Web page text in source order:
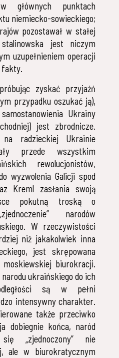
głównych punktach
niemiecko-sowieckiego;
pozostawał w stałej
jest niczym
uzupełnieniem operacji
fakty.
zyskać przyjaźń
przypadku oszukać ją),
Ukrainy
jest zbrodnicze.
radzieckiej Ukrainie
przede wszystkim
rewolucjonistów,
wyzwolenia Galicji spod
Kreml zasłania swoją
pokutną troską o
narodów
W rzeczywistości
niż jakakolwiek inna
jest skrępowana
biurokracji.
ukraińskiego do ich
są w pełni
intensywny charakter.
także przeciwko
dobiegnie końca, naród
„zjednoczony” nie
ale w biurokratycznym